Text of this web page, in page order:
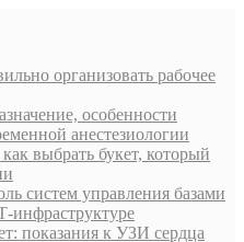
организовать рабочее
особенности
анестезиологии
выбрать букет, который
систем управления базами
инфраструктуре
показания к УЗИ сердца